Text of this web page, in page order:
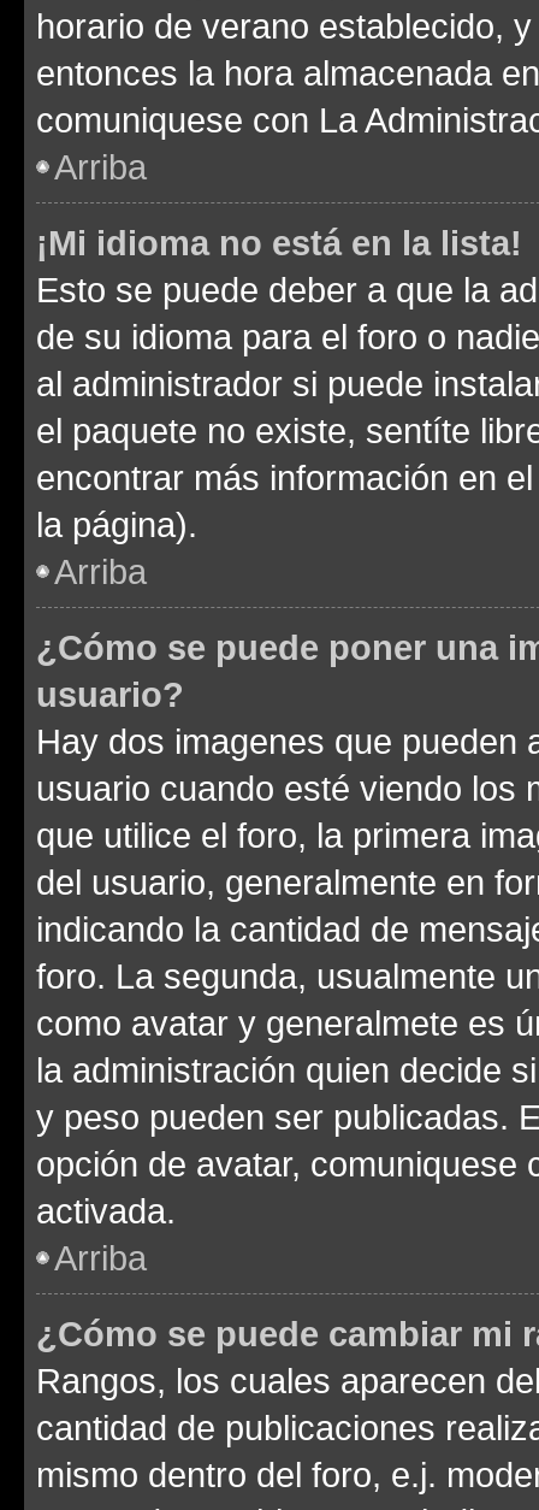
horario de verano establecido,
entonces la hora almacenada
comuniquese con La
Arriba
¡Mi idioma no está en la lista!
Esto se puede deber a que la
de su idioma para el foro o
al administrador si puede
el paquete no existe, sentíte
encontrar más información en
la página).
Arriba
¿Cómo se puede poner una
usuario?
Hay dos imagenes que pueden
usuario cuando esté viendo los
que utilice el foro, la primera
del usuario, generalmente en
indicando la cantidad de
foro. La segunda, usualmente
como avatar y generalmete es
la administración quien decide
y peso pueden ser publicadas.
opción de avatar, comuniquese
activada.
Arriba
¿Cómo se puede cambiar mi
Rangos, los cuales aparecen
cantidad de publicaciones
mismo dentro del foro, e.j.